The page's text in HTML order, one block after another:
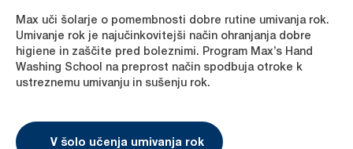
Max uči šolarje o pomembnosti dobre rutine umivanja rok.
Umivanje rok je najučinkovitejši način ohranjanja dobre
higiene in zaščite pred boleznimi. Program Max’s Hand
Washing School na preprost način spodbuja otroke k
ustreznemu umivanju in sušenju rok.
V šolo učenja umivanja rok